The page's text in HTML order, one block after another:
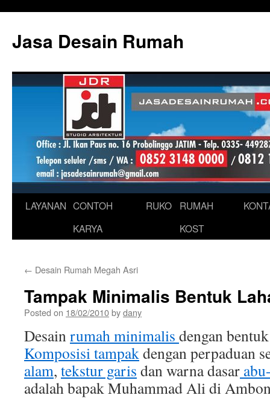
content
Jasa Desain Rumah
LAYANAN CONTOH
KARYA
RUKO
RUMAH
KOST
← Desain Rumah Megah Asri
Tampak Minimalis Bentuk
Posted on 18/02/2010bydany
Desainrumah minimalis dengan
Komposisi tampakdengan perpaduan
alam, tekstur garis dan warna dasar
adalah bapak Muhammad Ali di